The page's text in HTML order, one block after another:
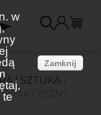
w
te
Zamknij
I SZTUKA